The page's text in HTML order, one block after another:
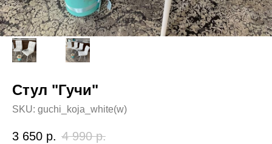
Стул "Гучи"
SKU: guchi_koja_white(w)
3 650 р. 4 990 р.